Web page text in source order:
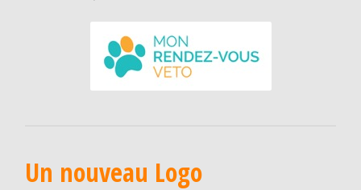
Un nouveau Logo